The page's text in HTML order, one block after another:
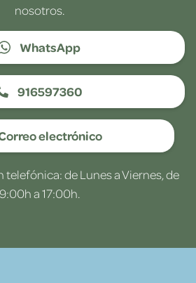
nosotros.
WhatsApp
916597360
electrónico
de Lunes a Viernes, de
9:00h a 17:00h.